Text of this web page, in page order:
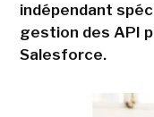
indépendant
gestion des API
Salesforce.